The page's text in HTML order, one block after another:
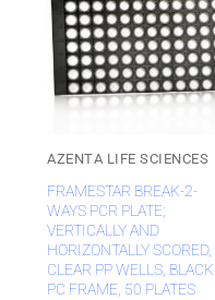
AZENTA LIFE SCIENCES
FRAMESTAR BREAK-2-
WAYS PCR PLATE;
VERTICALLY AND
HORIZONTALLY SCORED,
CLEAR PP WELLS, BLACK
PC FRAME, 50 PLATES